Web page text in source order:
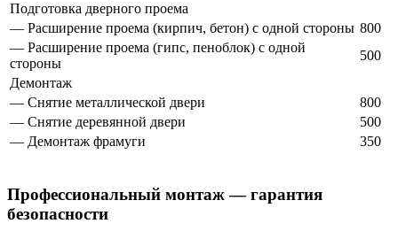
Подготовка дверного проема
— Расширение проема (кирпич, бетон) с одной стороны 800
— Расширение проема (гипс, пеноблок) с одной
стороны
500
Демонтаж
— Снятие металлической двери
800
— Снятие деревянной двери
500
— Демонтаж фрамуги
350
Профессиональный монтаж — гарантия
безопасности